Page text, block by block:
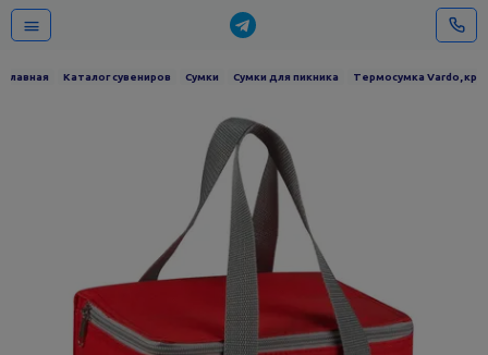
Главная Каталог сувениров Сумки Сумки для пикника Термосумка Vardo,